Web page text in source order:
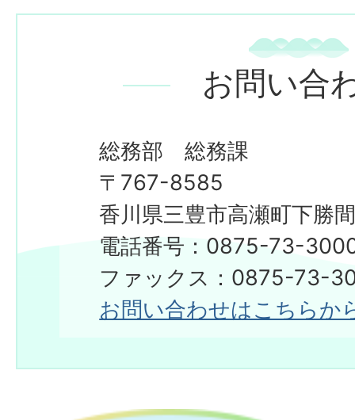
お問い合
総務部 総務課
〒767-8585
香川県三豊市高瀬町下勝
電話番号：0875-73-
ファックス：0875-73-
お問い合わせはこちらか